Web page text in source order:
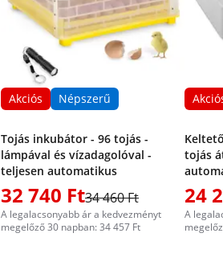
Akciós Népszerű
Tojás inkubátor - 96 tojás -
lámpával és vízadagolóval -
teljesen automatikus
32 740 Ft34 460 Ft
A legalacsonyabb ár a kedvezményt
megelőző 30 napban: 34 457 Ft
tojás
24
A